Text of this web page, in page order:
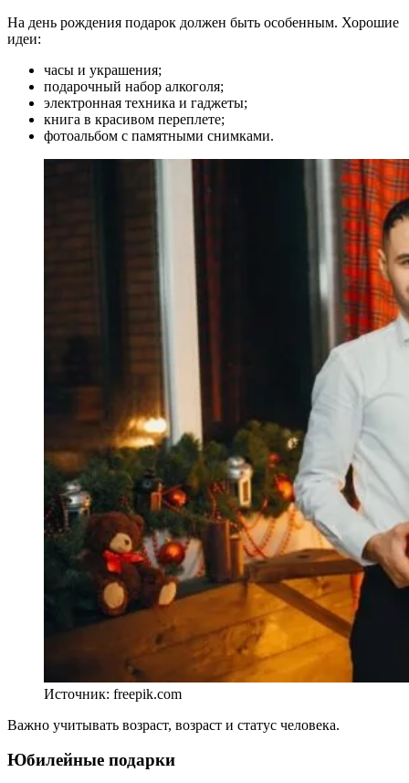
На день рождения подарок должен быть особенным. Хорошие
идеи:
часы и украшения;
подарочный набор алкоголя;
электронная техника и гаджеты;
книга в красивом переплете;
фотоальбом с памятными снимками.
Источник: freepik.com
Важно учитывать возраст, возраст и статус человека.
Юбилейные подарки